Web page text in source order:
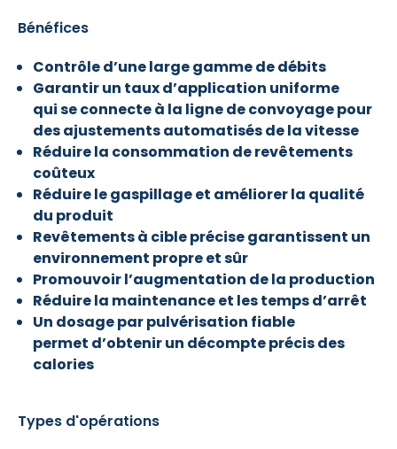
Bénéfices
Contrôle d’une large gamme de débits
Garantir un taux d’application uniforme
qui se connecte à la ligne de convoyage pour
des ajustements automatisés de la vitesse
Réduire la consommation de revêtements
coûteux
Réduire le gaspillage et améliorer la qualité
du produit
Revêtements à cible précise garantissent un
environnement propre et sûr
Promouvoir l’augmentation de la production
Réduire la maintenance et les temps d’arrêt
Un dosage par pulvérisation fiable
permet d’obtenir un décompte précis des
calories
Types d'opérations